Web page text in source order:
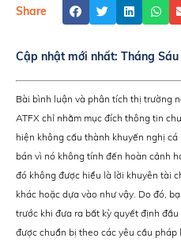
Share
Cập nhật mới nhất: Tháng Sáu
Bài bình luận và phân tích thị trường
ATFX chỉ nhằm mục đích thông tin
hiện không cấu thành khuyến nghị
bán vì nó không tính đến hoàn cảnh
đó không được hiểu là lời khuyên tài
khác hoặc dựa vào như vậy. Do đó,
trước khi đưa ra bất kỳ quyết định
được chuẩn bị theo các yêu cầu